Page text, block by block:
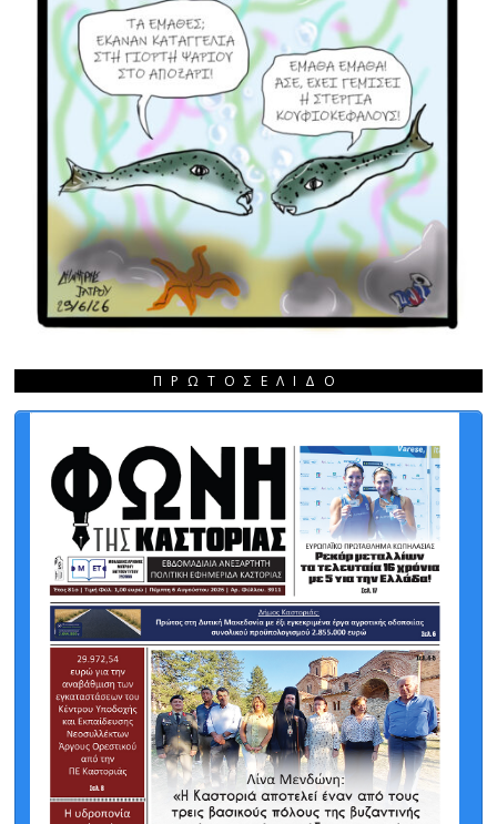
ΠΡΩΤΟΣΈΛΙΔΟ